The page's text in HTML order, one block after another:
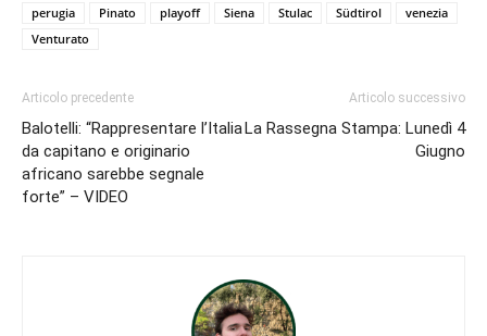
perugia
Pinato playoff Siena Stulac Südtirol
venezia
Venturato
Articolo precedente
Balotelli: “Rappresentare l’Italia
da capitano e originario
africano sarebbe segnale
forte” – VIDEO
Articolo successivo
La Rassegna Stampa: Lunedì 4
Giugno